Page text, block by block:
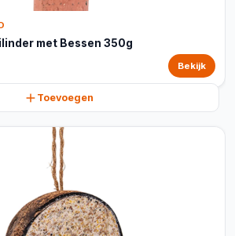
met Bessen 350g
Bekijk
Toevoegen